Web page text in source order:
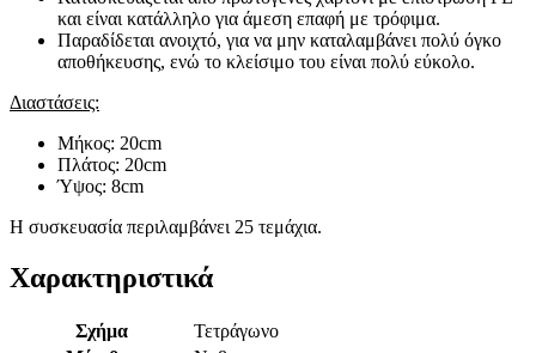
και είναι κατάλληλο για άμεση επαφή με τρόφιμα.
Παραδίδεται ανοιχτό, για να μην καταλαμβάνει πολύ όγκο
αποθήκευσης, ενώ το κλείσιμο του είναι πολύ εύκολο.
Διαστάσεις:
Μήκος: 20cm
Πλάτος: 20cm
Ύψος: 8cm
Η συσκευασία περιλαμβάνει 25 τεμάχια.
Χαρακτηριστικά
Σχήμα
Τετράγωνο